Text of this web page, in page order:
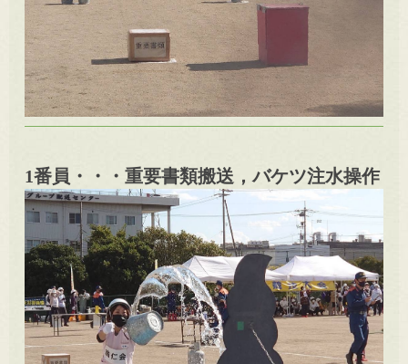
1番員・・・重要書類搬送，バケツ注水操作